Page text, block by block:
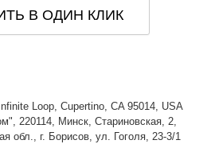
В ОДИН КЛИК
Loop, Cupertino, CA 95014, USA
220114, Минск, Стариновская, 2,
обл., г. Борисов, ул. Гоголя, 23-3/1